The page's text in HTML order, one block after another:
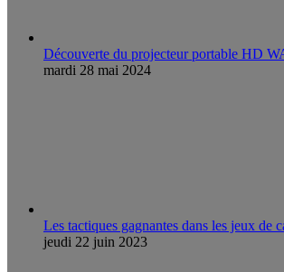
Découverte du projecteur portable HD
mardi 28 mai 2024
Les tactiques gagnantes dans les jeux de
jeudi 22 juin 2023